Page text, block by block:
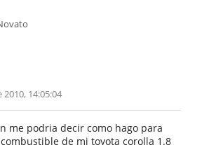
14:05:04
me podria decir como hago para
de mi toyota corolla 1.8